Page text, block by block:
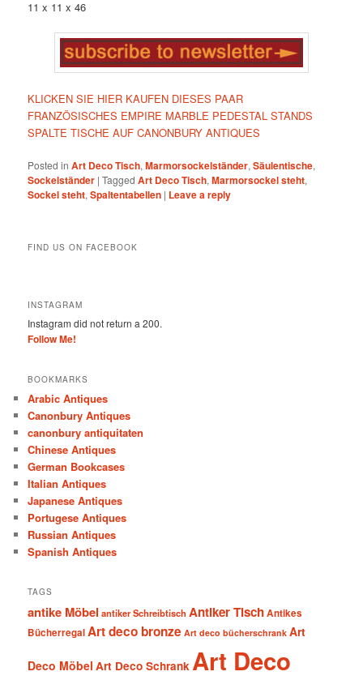
11 x 11 x 46
KLICKEN SIE HIER KAUFEN DIESES PAAR
FRANZÖSISCHES EMPIRE MARBLE PEDESTAL STANDS
SPALTE TISCHE AUF CANONBURY ANTIQUES
Posted in Art Deco Tisch,Marmorsockelständer,Säulentische,
Sockelständer |Tagged Art Deco Tisch,Marmorsockel steht,
Sockel steht,Spaltentabellen | Leave a reply
FIND US ON FACEBOOK
INSTAGRAM
Instagram did not return a 200.
Follow Me!
BOOKMARKS
Arabic Antiques
Canonbury Antiques
canonbury antiquitaten
Chinese Antiques
German Bookcases
Italian Antiques
Japanese Antiques
Portugese Antiques
Russian Antiques
Spanish Antiques
TAGS
antike Möbel antiker Schreibtisch Antiker TischAntikes
BücherregalArt deco bronze Art deco bücherschrank Art
Deco Möbel Art Deco Schrank Art Deco